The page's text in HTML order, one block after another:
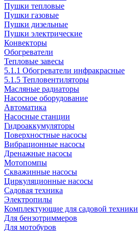
Пушки тепловые
Пушки газовые
Пушки дизельные
Пушки электрические
Конвекторы
Обогреватели
Тепловые завесы
5.1.1 Обогреватели инфракрасные
5.1.5 Тепловентиляторы
Масляные радиаторы
Насосное оборудование
Автоматика
Насосные станции
Гидроаккумуляторы
Поверхностные насосы
Вибрационные насосы
Дренажные насосы
Мотопомпы
Скважинные насосы
Циркуляционные насосы
Садовая техника
Электропилы
Комплектующие для садовой техники
Для бензотриммеров
Для мотобуров